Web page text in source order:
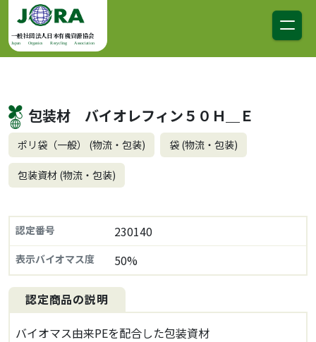
コンテンツへスキップ
メインナビゲーション
一般社団法人日本有機資源協会
Japan Organics Recycling Association
包装材 バイオレフィン５０Ｈ＿Ｅ
ポリ袋（一般） (物流・包装) 袋 (物流・包装)
包装資材 (物流・包装)
認定番号 230140
表示バイオマス度 50%
認定商品の説明
バイオマス由来PEを配合した包装資材